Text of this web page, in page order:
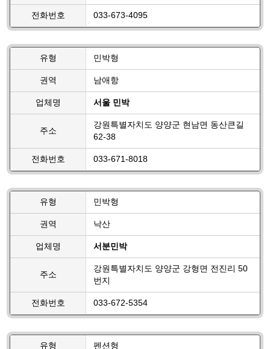
전화번호 033-673-4095
유형 민박형
권역 남애항
업체명 서울 민박
주소
강원특별자치도 양양군 현남면 동산큰길
62-38
전화번호 033-671-8018
유형 민박형
권역 낙산
업체명 서분민박
주소
강원특별자치도 양양군 강형면 전진리 50
번지
전화번호 033-672-5354
유형 펜션형